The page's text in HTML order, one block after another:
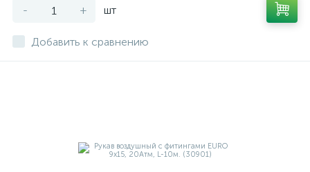
- + шт
Добавить к сравнению